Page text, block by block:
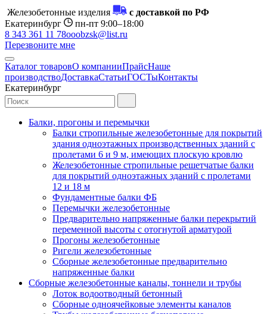
Железобетонные изделия
с доставкой по РФ
Екатеринбург
пн-пт 9:00–18:00
8 343 361 11 78ooobzsk@list.ru
Перезвоните мне
Каталог товаровО компанииПрайсНаше
производствоДоставкаСтатьиГОСТыКонтакты
Екатеринбург
Балки, прогоны и перемычки
Балки стропильные железобетонные для покрытий
здания одноэтажных производственных зданий с
пролетами 6 и 9 м, имеющих плоскую кровлю
Железобетонные стропильные решетчатые балки
для покрытий одноэтажных зданий с пролетами
12 и 18 м
Фундаментные балки ФБ
Перемычки железобетонные
Предварительно напряженные балки перекрытий
переменной высоты с отогнутой арматурой
Прогоны железобетонные
Ригели железобетонные
Сборные железобетонные предварительно
напряженные балки
Сборные железобетонные каналы, тоннели и трубы
Лоток водоотводный бетонный
Сборные одноячейковые элементы каналов